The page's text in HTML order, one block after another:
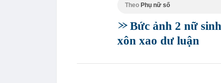
Theo Phụ nữ số
Bức ảnh 2 nữ
xôn xao dư luận